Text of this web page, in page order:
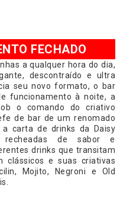
FECHADO
a qualquer hora do dia,
descontraído e ultra
seu novo formato, o bar
funcionamento à noite, a
o comando do criativo
de bar de um renomado
carta de drinks da Daisy
recheadas de sabor e
drinks que transitam
e suas criativas
Mojito, Negroni e Old